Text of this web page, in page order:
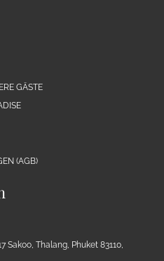
GÄSTE
(AGB)
Sakoo, Thalang, Phuket 83110,